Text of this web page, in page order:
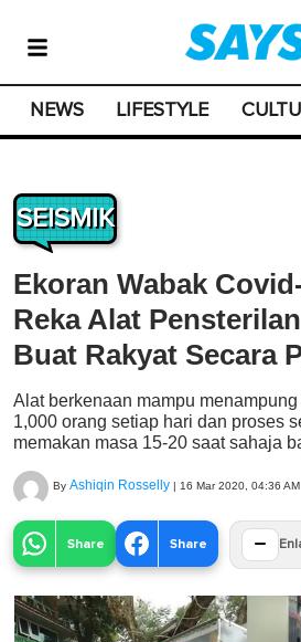
NEWS LIFESTYLE
SEISMIK
Ekoran Wabak
Reka Alat
Buat Rakyat Secara
Alat berkenaan mampu
1,000 orang setiap hari dan proses
memakan masa 15-20 saat sahaja
By Ashiqin Rosselly | 16 Mar 2020, 04:36 AM
Share Share −